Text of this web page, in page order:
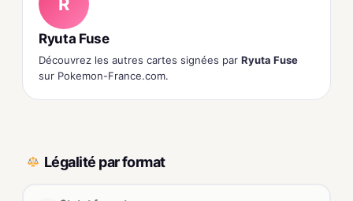
Ryuta Fuse
Découvrez les autres cartes signées par Ryuta Fuse
sur Pokemon-France.com.
Légalité par format